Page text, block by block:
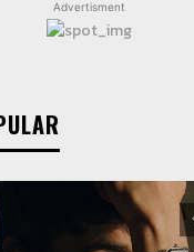
Advertisment